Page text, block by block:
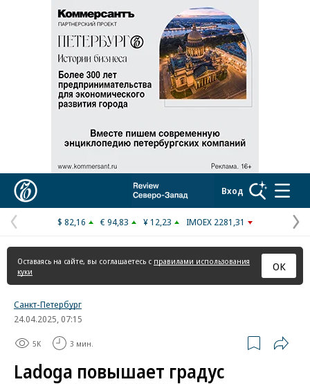
Реклама в «Ъ» www.kommersant.ru/ad
Вход
Предыдущая
страница
$ 82,16 € 94,83 ¥ 12,23 IMOEX 2281,31
Оставаясь на сайте, вы соглашаетесь с правилами использования
куки
ОК
Санкт-Петербург
24.04.2025, 07:15
5K 3 мин.
Ladoga повышает градус